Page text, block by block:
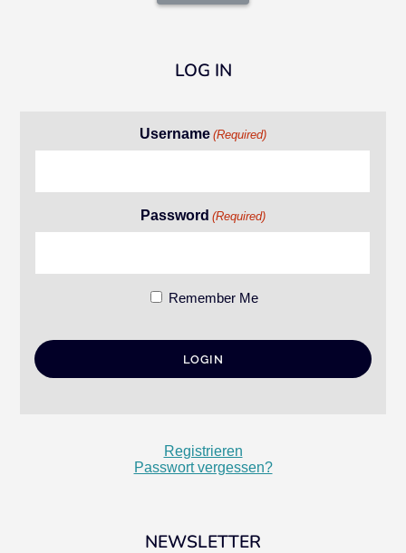
LOG IN
Username (Required)
Password (Required)
Remember Me
Registrieren
Passwort vergessen?
NEWSLETTER